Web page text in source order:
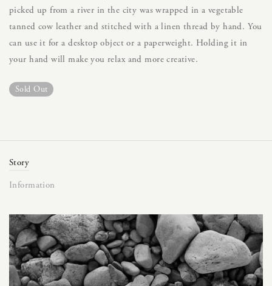
picked up from a river in the city was wrapped in a vegetable
tanned cow leather and stitched with a linen thread by hand. You
can use it for a desktop object or a paperweight. Holding it in
your hand will make you relax and more creative.
Sold Out
Story
Information